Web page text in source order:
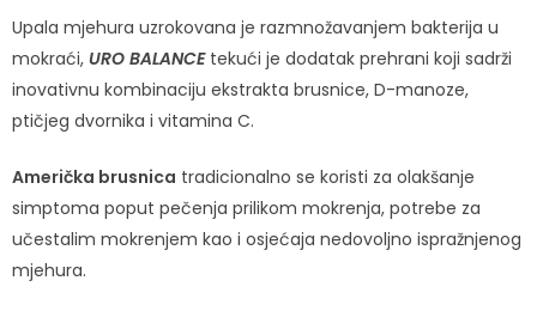
Upala mjehura uzrokovana je razmnožavanjem bakterija u
mokraći, URO BALANCEtekući je dodatak prehrani koji sadrži
inovativnu kombinaciju ekstrakta brusnice, D-manoze,
ptičjeg dvornika i vitamina C.
Američka brusnica tradicionalno se koristi za olakšanje
simptoma poput pečenja prilikom mokrenja, potrebe za
učestalim mokrenjem kao i osjećaja nedovoljno ispražnjenog
mjehura.